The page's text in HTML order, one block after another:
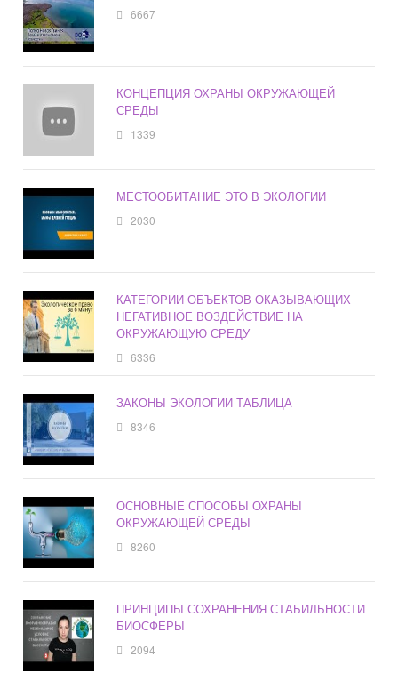
6667
КОНЦЕПЦИЯ ОХРАНЫ ОКРУЖАЮЩЕЙ
СРЕДЫ
1339
МЕСТООБИТАНИЕ ЭТО В ЭКОЛОГИИ
2030
КАТЕГОРИИ ОБЪЕКТОВ ОКАЗЫВАЮЩИХ
НЕГАТИВНОЕ ВОЗДЕЙСТВИЕ НА
ОКРУЖАЮЩУЮ СРЕДУ
6336
ЗАКОНЫ ЭКОЛОГИИ ТАБЛИЦА
8346
ОСНОВНЫЕ СПОСОБЫ ОХРАНЫ
ОКРУЖАЮЩЕЙ СРЕДЫ
8260
ПРИНЦИПЫ СОХРАНЕНИЯ СТАБИЛЬНОСТИ
БИОСФЕРЫ
2094